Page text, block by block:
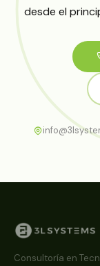
desde el
Consultoría en